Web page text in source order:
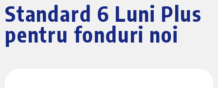
Standard 6 Luni Plus
pentru fonduri noi